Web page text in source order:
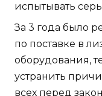
испытывать
За 3 года было
по поставке в
оборудования,
устранить
всех перед